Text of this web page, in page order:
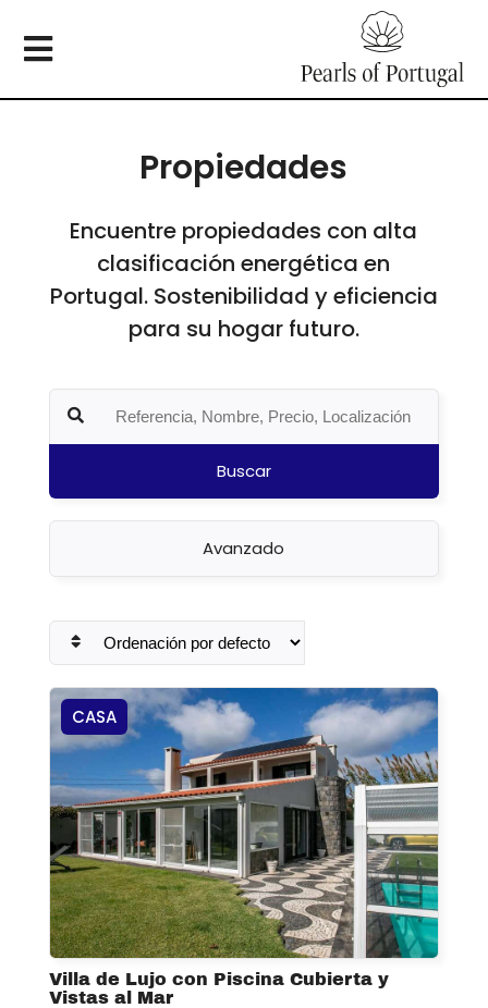
Propiedades
Encuentre propiedades con alta
clasificación energética en
Portugal. Sostenibilidad y eficiencia
para su hogar futuro.
Buscar
Avanzado
CASA
Villa de Lujo con Piscina Cubierta y
Vistas al Mar